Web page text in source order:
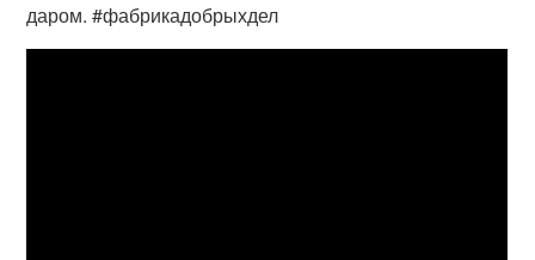
даром. #фабрикадобрыхдел